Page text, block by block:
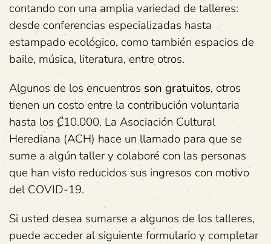
contando con una amplia variedad de talleres:
desde conferencias especializadas hasta
estampado ecológico, como también espacios de
baile, música, literatura, entre otros.
Algunos de los encuentros son gratuitos, otros
tienen un costo entre la contribución voluntaria
hasta los ₡10.000. La Asociación Cultural
Herediana (ACH) hace un llamado para que se
sume a algún taller y colaboré con las personas
que han visto reducidos sus ingresos con motivo
del COVID-19.
Si usted desea sumarse a algunos de los talleres,
puede acceder al siguiente formulario y completar